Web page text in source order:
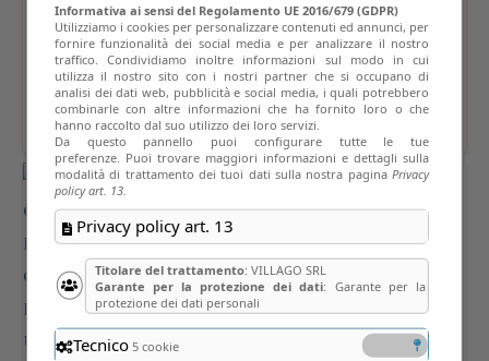
Informativa ai sensi del Regolamento UE 2016/679 (GDPR)
Utilizziamo i cookies per personalizzare contenuti ed annunci, per
fornire funzionalità dei social media e per analizzare il nostro
traffico. Condividiamo inoltre informazioni sul modo in cui
utilizza il nostro sito con i nostri partner che si occupano di
analisi dei dati web, pubblicità e social media, i quali potrebbero
combinarle con altre informazioni che ha fornito loro o che
hanno raccolto dal suo utilizzo dei loro servizi.
Da questo pannello puoi configurare tutte le tue
preferenze. Puoi trovare maggiori informazioni e dettagli sulla
modalità di trattamento dei tuoi dati sulla nostra paginaPrivacy
policy art. 13.
Privacy policy art. 13
Titolare del trattamento: VILLAGO SRL
Garante per la protezione dei dati: Garante per la
protezione dei dati personali
Tecnico5 cookie